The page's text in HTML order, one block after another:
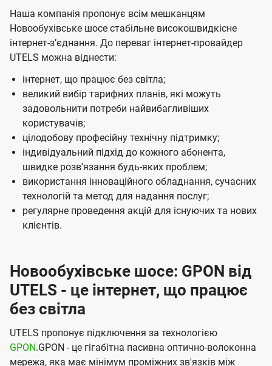
Наша компанія пропонує всім мешканцям
Новообухівське шосе стабільне високошвидкісне
інтернет-зʼєднання. До переваг інтернет-провайдер
UTELS можна віднести:
інтернет, що працює без світла;
великий вибір тарифних планів, які можуть
задовольнити потреби найвибагливіших
користувачів;
цілодобову професійну технічну підтримку;
індивідуальний підхід до кожного абонента,
швидке розвʼязання будь-яких проблем;
використання інноваційного обладнання, сучасних
технологій та метод для надання послуг;
регулярне проведення акцій для існуючих та нових
клієнтів.
Новообухівське шосе: GPON від
UTELS - це інтернет, що працює
без світла
UTELS пропонує підключення за технологією
GPON.GPON - це гігабітна пасивна оптично-волоконна
мережа, яка має мінімум проміжних зв'язків між